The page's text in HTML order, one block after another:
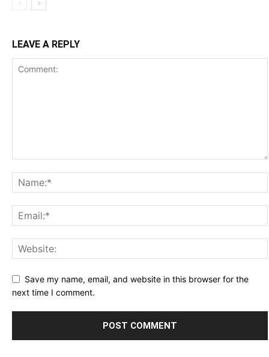
LEAVE A REPLY
Save my name, email, and website in this browser for the
next time I comment.